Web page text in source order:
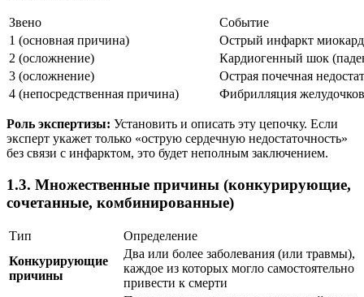
Звено
Событие
1 (основная причина)
Острый инфаркт
2 (осложнение)
Кардиогенный шок
3 (осложнение)
Острая почечная
4 (непосредственная причина)
Фибрилляция
Роль экспертизы: Установить и описать эту цепочку. Если
эксперт укажет только «острую сердечную недостаточность»
без связи с инфарктом, это будет неполным заключением.
1.3. Множественные причины (конкурирующие,
сочетанные, комбинированные)
Тип
Определение
Конкурирующие
причины
Два или более заболевания (или травмы),
каждое из которых могло самостоятельно
привести к смерти